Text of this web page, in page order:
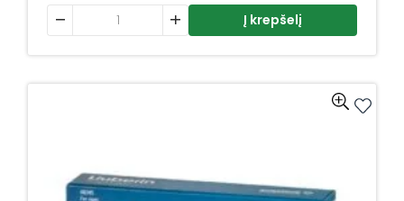
produkto kiekis: Magnis + B6 complex kaps. N30
Į krepšelį